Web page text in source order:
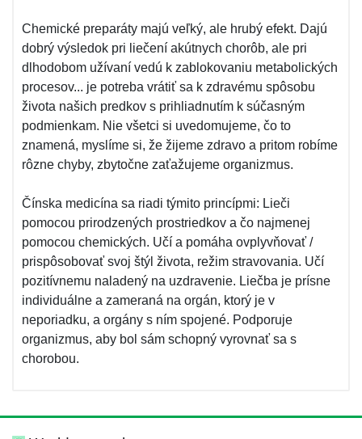
Chemické preparáty majú veľký, ale hrubý efekt. Dajú
dobrý výsledok pri liečení akútnych chorôb, ale pri
dlhodobom užívaní vedú k zablokovaniu metabolických
procesov... je potreba vrátiť sa k zdravému spôsobu
života našich predkov s prihliadnutím k súčasným
podmienkam. Nie všetci si uvedomujeme, čo to
znamená, myslíme si, že žijeme zdravo a pritom robíme
rôzne chyby, zbytočne zaťažujeme organizmus.
Čínska medicína sa riadi týmito princípmi: Lieči
pomocou prirodzených prostriedkov a čo najmenej
pomocou chemických. Učí a pomáha ovplyvňovať /
prispôsobovať svoj štýl života, režim stravovania. Učí
pozitívnemu naladený na uzdravenie. Liečba je prísne
individuálne a zameraná na orgán, ktorý je v
neporiadku, a orgány s ním spojené. Podporuje
organizmus, aby bol sám schopný vyrovnať sa s
chorobou.